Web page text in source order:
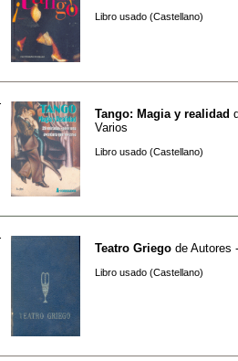
Libro usado (Castellano)
Tango: Magia y realidad
Varios
Libro usado (Castellano)
Teatro Griego de Autores
Libro usado (Castellano)